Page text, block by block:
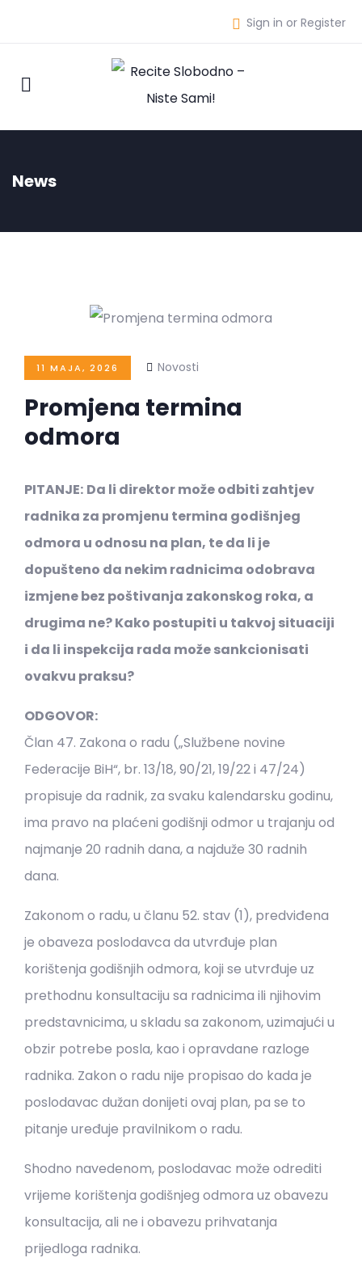
Sign in or Register
News
11 MAJA, 2026 Novosti
Promjena termina
odmora
PITANJE: Da li direktor može odbiti zahtjev
radnika za promjenu termina godišnjeg
odmora u odnosu na plan, te da li je
dopušteno da nekim radnicima odobrava
izmjene bez poštivanja zakonskog roka, a
drugima ne? Kako postupiti u takvoj situaciji
i da li inspekcija rada može sankcionisati
ovakvu praksu?
ODGOVOR:
Član 47. Zakona o radu („Službene novine
Federacije BiH“, br. 13/18, 90/21, 19/22 i 47/24)
propisuje da radnik, za svaku kalendarsku godinu,
ima pravo na plaćeni godišnji odmor u trajanju od
najmanje 20 radnih dana, a najduže 30 radnih
dana.
Zakonom o radu, u članu 52. stav (1), predviđena
je obaveza poslodavca da utvrđuje plan
korištenja godišnjih odmora, koji se utvrđuje uz
prethodnu konsultaciju sa radnicima ili njihovim
predstavnicima, u skladu sa zakonom, uzimajući u
obzir potrebe posla, kao i opravdane razloge
radnika. Zakon o radu nije propisao do kada je
poslodavac dužan donijeti ovaj plan, pa se to
pitanje uređuje pravilnikom o radu.
Shodno navedenom, poslodavac može odrediti
vrijeme korištenja godišnjeg odmora uz obavezu
konsultacija, ali ne i obavezu prihvatanja
prijedloga radnika.